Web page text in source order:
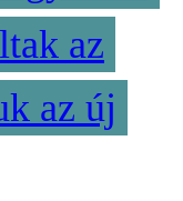
az
az új